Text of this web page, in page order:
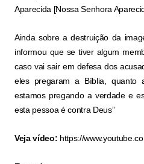
Aparecida [Nossa Senhora
Ainda sobre a destruição da
informou que se tiver algum
caso vai sair em defesa dos
eles pregaram a Bíblia, quanto
estamos pregando a verdade e
esta pessoa é contra Deus”
Veja vídeo: https://